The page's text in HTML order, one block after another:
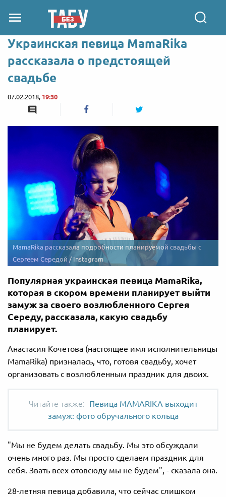
Украинская певица MamaRika
рассказала о предстоящей
свадьбе
07.02.2018, 19:30
MamaRika рассказала подробности планируемой свадьбы с
Сергеем Середой / Instagram
Популярная украинская певица MamaRika,
которая в скором времени планирует выйти
замуж за своего возлюбленного Сергея
Середу, рассказала, какую свадьбу
планирует.
Анастасия Кочетова (настоящее имя исполнительницы
MamaRika) призналась, что, готовя свадьбу, хочет
организовать с возлюбленным праздник для двоих.
Певица MAMARIKA выходит
замуж: фото обручального кольца
"Мы не будем делать свадьбу. Мы это обсуждали
очень много раз. Мы просто сделаем праздник для
себя. Звать всех отовсюду мы не будем", - сказала она.
28-летняя певица добавила, что сейчас слишком